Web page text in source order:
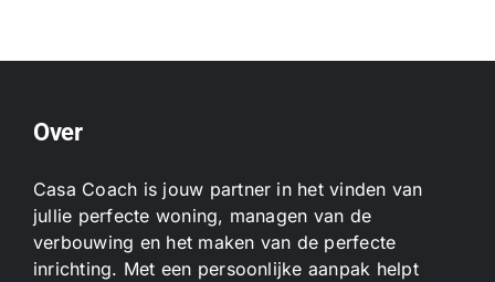
Over
Casa Coach is jouw partner in het vinden van
jullie perfecte woning, managen van de
verbouwing en het maken van de perfecte
inrichting. Met een persoonlijke aanpak helpt